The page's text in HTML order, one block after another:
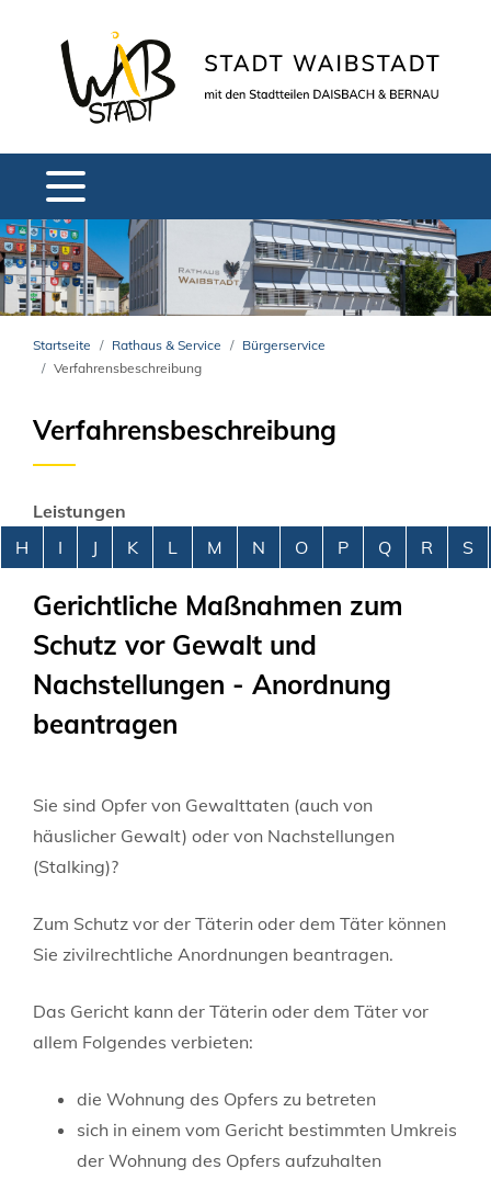
Startseite Rathaus & Service
Bürgerservice
Verfahrensbeschreibung
Verfahrensbeschreibung
Leistungen
Alphabetisches Register überspringen
H I J K L M N O P Q R S
Gerichtliche Maßnahmen zum
Schutz vor Gewalt und
Nachstellungen - Anordnung
beantragen
Sie sind Opfer von Gewalttaten (auch von
häuslicher Gewalt) oder von Nachstellungen
(Stalking)?
Zum Schutz vor der Täterin oder dem Täter können
Sie zivilrechtliche Anordnungen beantragen.
Das Gericht kann der Täterin oder dem Täter vor
allem Folgendes verbieten:
die Wohnung des Opfers zu betreten
sich in einem vom Gericht bestimmten Umkreis
der Wohnung des Opfers aufzuhalten